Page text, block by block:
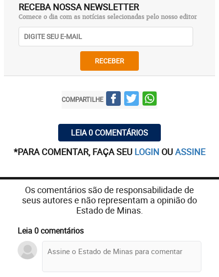
RECEBA NOSSA NEWSLETTER
Comece o dia com as notícias selecionadas pelo nosso editor
RECEBER
COMPARTILHE
LEIA 0 COMENTÁRIOS
*PARA COMENTAR, FAÇA SEU LOGIN OUASSINE
Os comentários são de responsabilidade de
seus autores e não representam a opinião do
Estado de Minas.
Leia 0 comentários